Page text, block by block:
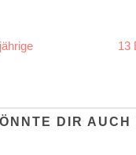
13
DIR AUCH